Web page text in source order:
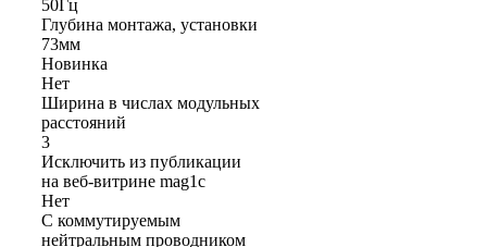
50Гц
Глубина монтажа, установки
73мм
Новинка
Нет
Ширина в числах модульных
расстояний
3
Исключить из публикации
на веб-витрине mag1c
Нет
С коммутируемым
нейтральным проводником